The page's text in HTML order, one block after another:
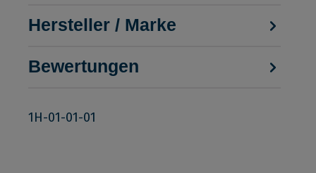
Hersteller / Marke
Bewertungen
1H-01-01-01